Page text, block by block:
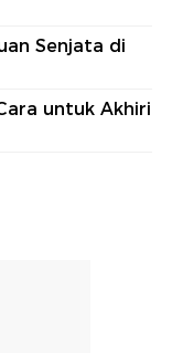
Senjata di
untuk Akhiri